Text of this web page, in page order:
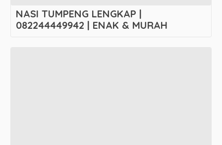
NASI TUMPENG LENGKAP |
082244449942 | ENAK & MURAH